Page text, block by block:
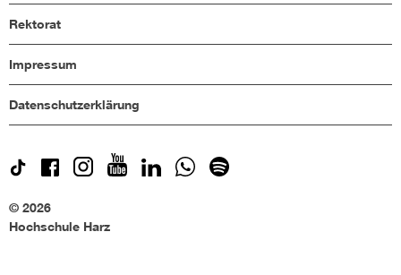
Rektorat
Impressum
Datenschutzerklärung
© 2026
Hochschule Harz